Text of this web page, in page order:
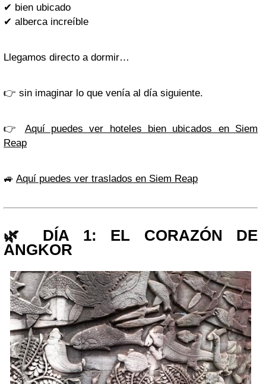
✔ bien ubicado
✔ alberca increíble
Llegamos directo a dormir…
👉 sin imaginar lo que venía al día siguiente.
👉 Aquí puedes ver hoteles bien ubicados en Siem
Reap
🚙 Aquí puedes ver traslados en Siem Reap
🌿 DÍA 1: EL CORAZÓN DE
ANGKOR